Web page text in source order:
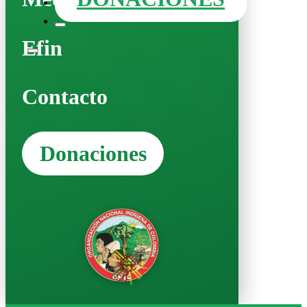
Efin
Contacto
Donaciones